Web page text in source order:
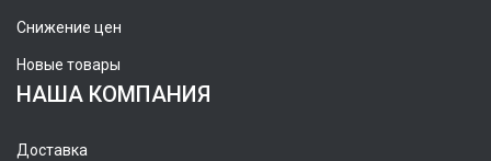
Снижение цен
Новые товары
НАША КОМПАНИЯ
Доставка